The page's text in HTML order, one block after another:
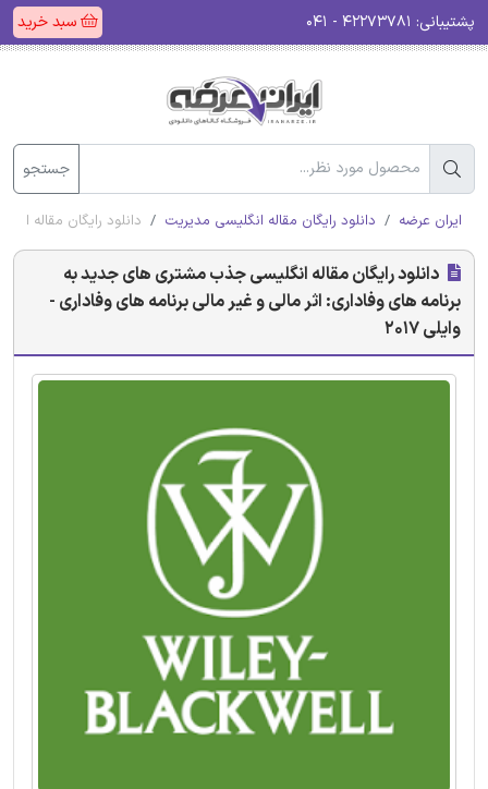
پشتیبانی: سبد خرید
جستجو
ایران عرضه دانلود رایگان مقاله انگلیسی مدیریت دانلود رایگان مقاله
دانلود رایگان مقاله انگلیسی جذب مشتری های جدید به
برنامه های وفاداری: اثر مالی و غیر مالی برنامه های وفاداری -
وایلی 2017